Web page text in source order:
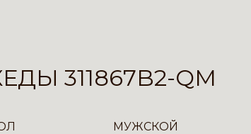
311867B2-QM
МУЖСКОЙ